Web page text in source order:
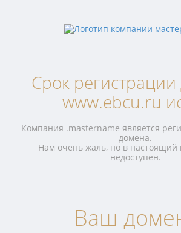
Срок
www.ebcu.ru
Компания .mastername является
домена.
Нам очень жаль, но в настоящий
недоступен.
Ваш